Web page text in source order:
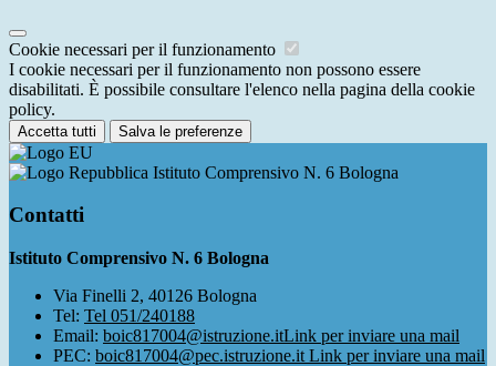
Cookie necessari per il funzionamento
I cookie necessari per il funzionamento non possono essere
disabilitati. È possibile consultare l'elenco nella pagina della cookie
policy.
Accetta tutti Salva le preferenze
Istituto Comprensivo N. 6 Bologna
Contatti
Istituto Comprensivo N. 6 Bologna
Via Finelli 2, 40126 Bologna
Tel: Tel 051/240188
Email: boic817004@istruzione.itLink per inviare una mail
PEC: boic817004@pec.istruzione.it Link per inviare una mail